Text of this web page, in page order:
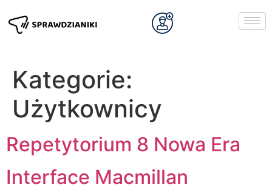
Kategorie:
Użytkownicy
Repetytorium 8 Nowa Era
Interface Macmillan